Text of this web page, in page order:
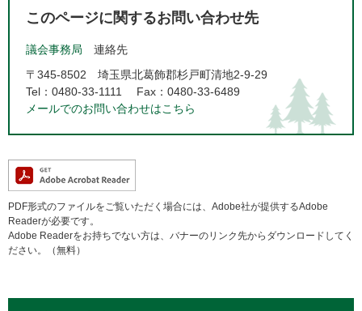
このページに関するお問い合わせ先
議会事務局
連絡先
〒345-8502
埼玉県北葛飾郡杉戸町清地2-9-29
Tel：0480-33-1111
Fax：0480-33-6489
メールでのお問い合わせはこちら
PDF形式のファイルをご覧いただく場合には、Adobe社が提供するAdobe
Readerが必要です。
Adobe Readerをお持ちでない方は、バナーのリンク先からダウンロードしてく
ださい。（無料）